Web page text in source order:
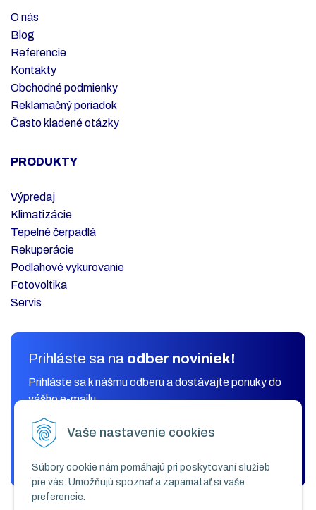
Vaše nastavenie cookies
Súbory cookie nám pomáhajú pri poskytovaní služieb
pre vás. Umožňujú spoznať a zapamätať si vaše
preferencie.
O nás
Blog
Referencie
Kontakty
Obchodné podmienky
Reklamačný poriadok
Často kladené otázky
PRODUKTY
Výpredaj
Klimatizácie
Tepelné čerpadlá
Rekuperácie
Podlahové vykurovanie
Fotovoltika
Servis
Prihláste sa na odber noviniek!
Prihláste sa k nášmu odberu a dostávajte ponuky do
vášho e-mailu.